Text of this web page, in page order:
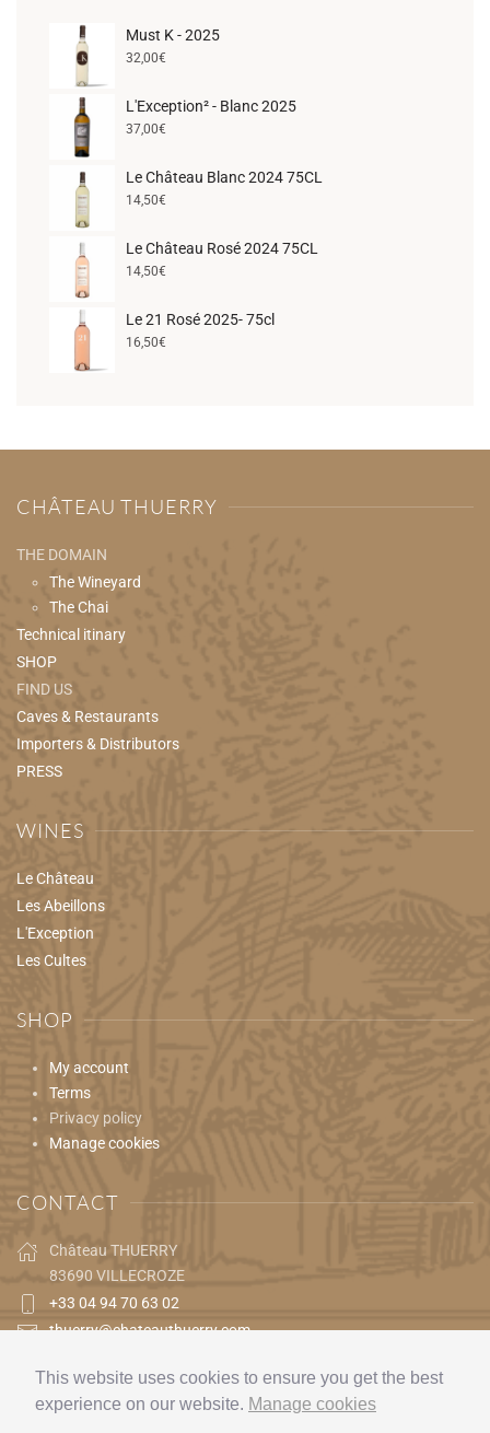
Must K - 2025
32,00€
L'Exception² - Blanc 2025
37,00€
Le Château Blanc 2024 75CL
14,50€
Le Château Rosé 2024 75CL
14,50€
Le 21 Rosé 2025- 75cl
16,50€
CHÂTEAU THUERRY
THE DOMAIN
The Wineyard
The Chai
Technical itinary
SHOP
FIND US
Caves & Restaurants
Importers & Distributors
PRESS
WINES
Le Château
Les Abeillons
L'Exception
Les Cultes
SHOP
My account
Terms
Privacy policy
Manage cookies
CONTACT
Château THUERRY
83690 VILLECROZE
+33 04 94 70 63 02
thuerry@chateauthuerry.com
This website uses cookies to ensure you get the best
experience on our website. Manage cookies